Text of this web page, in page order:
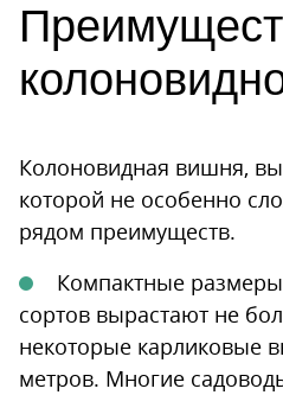
Колоновидная вишня,
которой не особенно
рядом преимуществ.
Компактные
сортов вырастают не
некоторые карликовые
метров. Многие